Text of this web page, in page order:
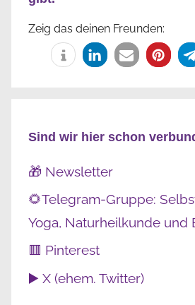
Zeig das deinen Freunden:
Sind wir hier schon
🎁 Newsletter
🌻Telegram-Gruppe:
Yoga, Naturheilkunde und
🟥 Pinterest
▶️ X (ehem. Twitter)